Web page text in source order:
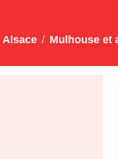
Alsace Mulhouse et